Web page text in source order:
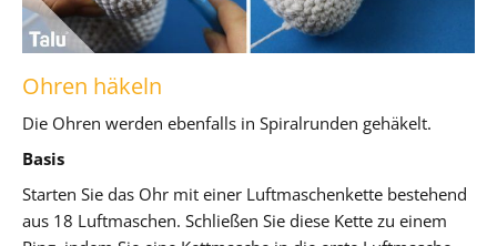
Ohren häkeln
Die Ohren werden ebenfalls in Spiralrunden gehäkelt.
Basis
Starten Sie das Ohr mit einer Luftmaschenkette bestehend
aus 18 Luftmaschen. Schließen Sie diese Kette zu einem